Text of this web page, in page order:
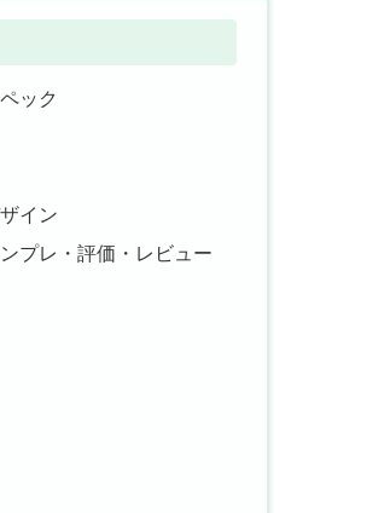
ック
イン
プレ・評価・レビュー